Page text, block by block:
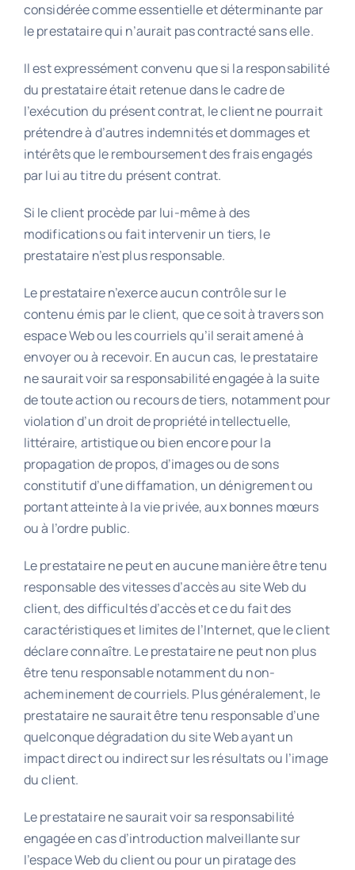
considérée comme essentielle et déterminante par
le prestataire qui n’aurait pas contracté sans elle.
Il est expressément convenu que si la responsabilité
du prestataire était retenue dans le cadre de
l’exécution du présent contrat, le client ne pourrait
prétendre à d’autres indemnités et dommages et
intérêts que le remboursement des frais engagés
par lui au titre du présent contrat.
Si le client procède par lui-même à des
modifications ou fait intervenir un tiers, le
prestataire n’est plus responsable.
Le prestataire n’exerce aucun contrôle sur le
contenu émis par le client, que ce soit à travers son
espace Web ou les courriels qu’il serait amené à
envoyer ou à recevoir. En aucun cas, le prestataire
ne saurait voir sa responsabilité engagée à la suite
de toute action ou recours de tiers, notamment pour
violation d’un droit de propriété intellectuelle,
littéraire, artistique ou bien encore pour la
propagation de propos, d’images ou de sons
constitutif d’une diffamation, un dénigrement ou
portant atteinte à la vie privée, aux bonnes mœurs
ou à l’ordre public.
Le prestataire ne peut en aucune manière être tenu
responsable des vitesses d’accès au site Web du
client, des difficultés d’accès et ce du fait des
caractéristiques et limites de l’Internet, que le client
déclare connaître. Le prestataire ne peut non plus
être tenu responsable notamment du non-
acheminement de courriels. Plus généralement, le
prestataire ne saurait être tenu responsable d’une
quelconque dégradation du site Web ayant un
impact direct ou indirect sur les résultats ou l’image
du client.
Le prestataire ne saurait voir sa responsabilité
engagée en cas d’introduction malveillante sur
l’espace Web du client ou pour un piratage des